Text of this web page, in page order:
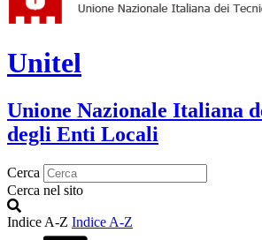
Unitel
Unione Nazionale Italiana
degli Enti Locali
Cerca
Cerca nel sito
Indice A-Z Indice A-Z